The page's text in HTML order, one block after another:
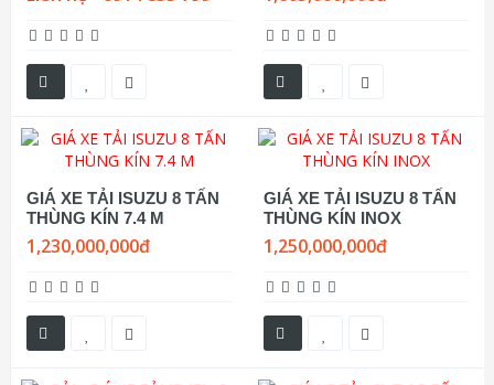
GIÁ XE TẢI ISUZU 8 TẤN
THÙNG KÍN 7.4 M
1,230,000,000đ
GIÁ XE TẢI ISUZU 8 TẤN
THÙNG KÍN INOX
1,250,000,000đ